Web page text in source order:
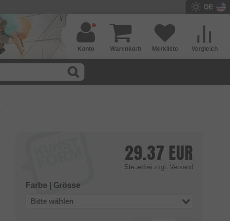
DE
Vergleich
Merkliste
Warenkorb
Konto
29.37 EUR
Steuerfrei zzgl. Versand
Farbe | Grösse
Bitte wählen